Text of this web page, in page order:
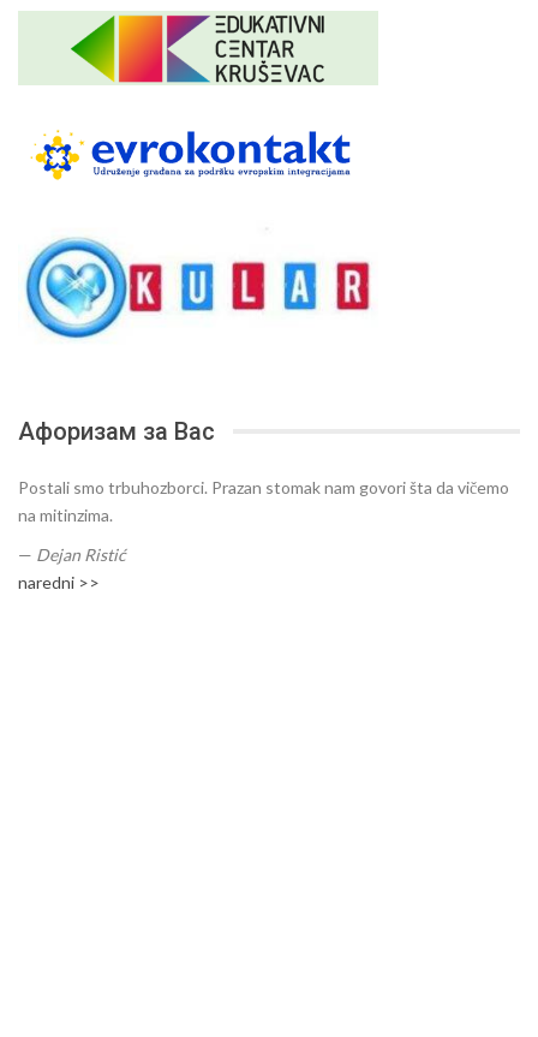
Афоризам за Вас
Postali smo trbuhozborci. Prazan stomak nam govori šta da vičemo
na mitinzima.
— Dejan Ristić
naredni >>